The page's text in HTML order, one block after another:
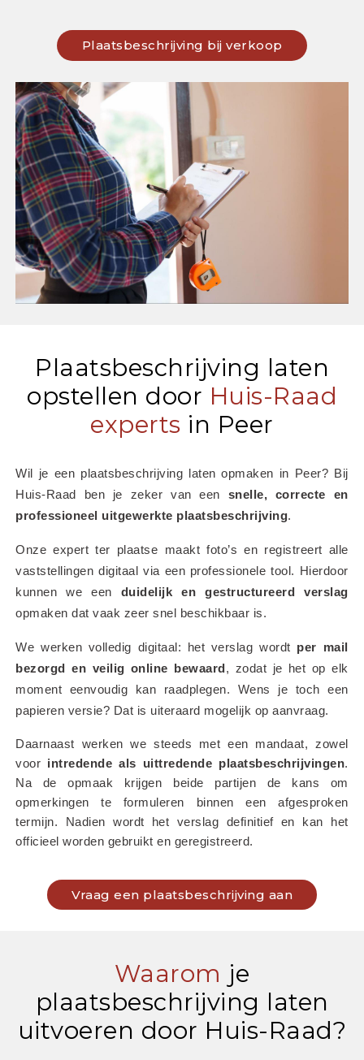
Plaatsbeschrijving bij verkoop
Plaatsbeschrijving laten
opstellen door Huis-Raad
experts in Peer
Wil je een plaatsbeschrijving laten opmaken in Peer? Bij
Huis-Raad ben je zeker van een snelle, correcte en
professioneel uitgewerkte plaatsbeschrijving.
Onze expert ter plaatse maakt foto’s en registreert alle
vaststellingen digitaal via een professionele tool. Hierdoor
kunnen we een duidelijk en gestructureerd verslag
opmaken dat vaak zeer snel beschikbaar is.
We werken volledig digitaal: het verslag wordt per mail
bezorgd en veilig online bewaard , zodat je het op elk
moment eenvoudig kan raadplegen. Wens je toch een
papieren versie? Dat is uiteraard mogelijk op aanvraag.
Daarnaast werken we steeds met een mandaat, zowel
voor intredende als uittredende plaatsbeschrijvingen.
Na de opmaak krijgen beide partijen de kans om
opmerkingen te formuleren binnen een afgesproken
termijn. Nadien wordt het verslag definitief en kan het
officieel worden gebruikt en geregistreerd.
Vraag een plaatsbeschrijving aan
Waarom je
plaatsbeschrijving laten
uitvoeren door Huis-Raad?